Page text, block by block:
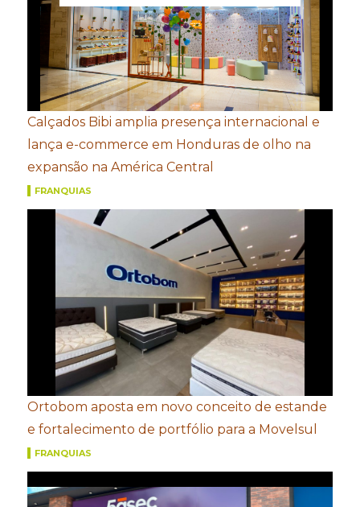
Calçados Bibi amplia presença internacional e
lança e-commerce em Honduras de olho na
expansão na América Central
FRANQUIAS
Ortobom aposta em novo conceito de estande
e fortalecimento de portfólio para a Movelsul
FRANQUIAS